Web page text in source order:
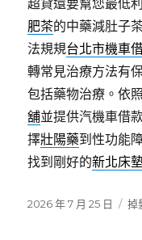
超貸還要幫您最低
肥茶的中藥減肚子
法規規台北市機車
轉常見治療方法有
包括藥物治療。依
舖並提供汽機車借
擇壯陽藥到性功能
找到剛好的新北床
發
2026 年 7 月 25 日
分
掉